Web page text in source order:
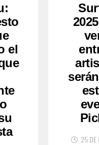
el
25 DE